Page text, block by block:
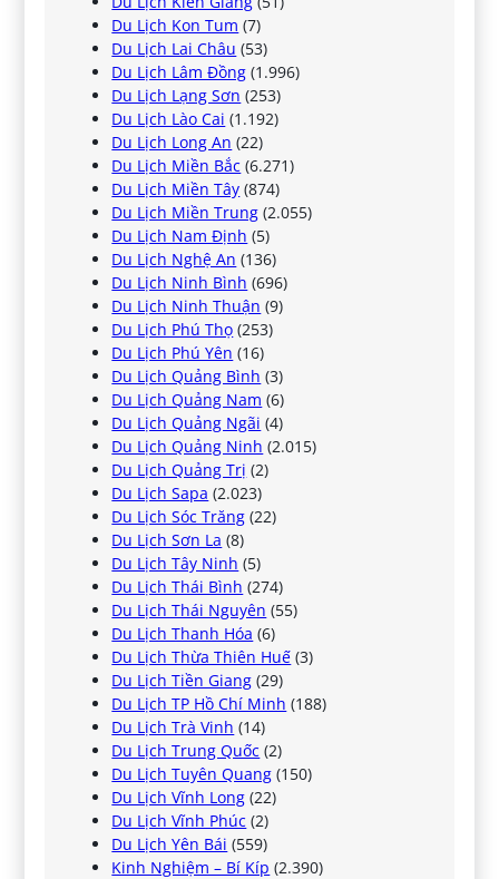
Du Lịch Kon Tum (7)
Du Lịch Lai Châu (53)
Du Lịch Lâm Đồng (1.996)
Du Lịch Lạng Sơn (253)
Du Lịch Lào Cai (1.192)
Du Lịch Long An (22)
Du Lịch Miền Bắc (6.271)
Du Lịch Miền Tây (874)
Du Lịch Miền Trung (2.055)
Du Lịch Nam Định (5)
Du Lịch Nghệ An (136)
Du Lịch Ninh Bình (696)
Du Lịch Ninh Thuận (9)
Du Lịch Phú Thọ (253)
Du Lịch Phú Yên (16)
Du Lịch Quảng Bình (3)
Du Lịch Quảng Nam (6)
Du Lịch Quảng Ngãi (4)
Du Lịch Quảng Ninh (2.015)
Du Lịch Quảng Trị (2)
Du Lịch Sapa (2.023)
Du Lịch Sóc Trăng (22)
Du Lịch Sơn La (8)
Du Lịch Tây Ninh (5)
Du Lịch Thái Bình (274)
Du Lịch Thái Nguyên (55)
Du Lịch Thanh Hóa (6)
Du Lịch Thừa Thiên Huế (3)
Du Lịch Tiền Giang (29)
Du Lịch TP Hồ Chí Minh (188)
Du Lịch Trà Vinh (14)
Du Lịch Trung Quốc (2)
Du Lịch Tuyên Quang (150)
Du Lịch Vĩnh Long (22)
Du Lịch Vĩnh Phúc (2)
Du Lịch Yên Bái (559)
Kinh Nghiệm – Bí Kíp (2.390)